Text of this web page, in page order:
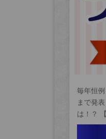
毎年恒
まで発
は！？